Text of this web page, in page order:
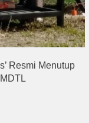
Resmi Menutup